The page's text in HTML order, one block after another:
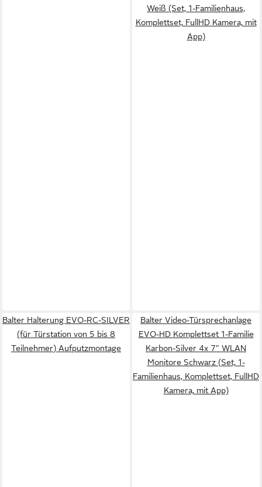
Weiß (Set, 1-Familienhaus,
Komplettset, FullHD Kamera, mit
App)
Balter Halterung EVO-RC-SILVER
(für Türstation von 5 bis 8
Teilnehmer) Aufputzmontage
Balter Video-Türsprechanlage
EVO-HD Komplettset 1-Familie
Karbon-Silver 4x 7" WLAN
Monitore Schwarz (Set, 1-
Familienhaus, Komplettset, FullHD
Kamera, mit App)